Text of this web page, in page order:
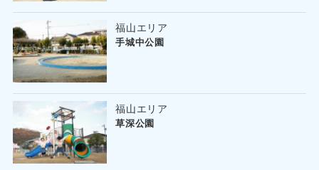
福山エリア
手城中公園
福山エリア
草深公園